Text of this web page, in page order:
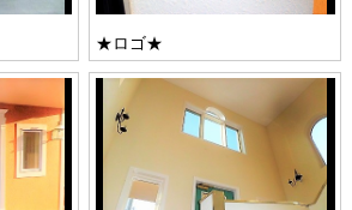
★ロゴ★